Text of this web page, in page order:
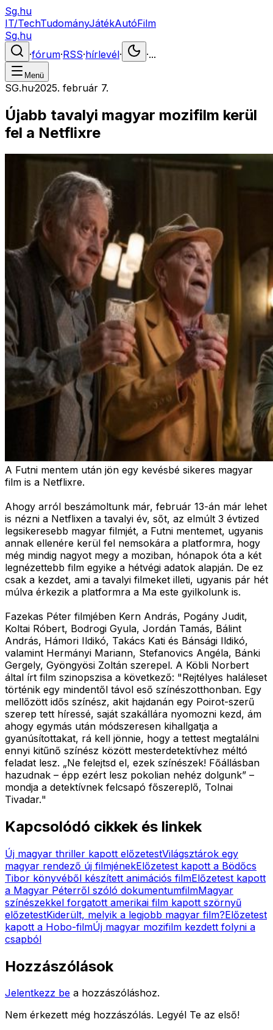
Sg.hu
IT/TechTudományJátékAutóFilm
Sg.hu
·fórum·RSS·hírlevél· ·...
Menü
SG.hu·2025. február 7.
Újabb tavalyi magyar mozifilm kerül
fel a Netflixre
A Futni mentem után jön egy kevésbé sikeres magyar
film is a Netflixre.
Ahogy arról beszámoltunk már, február 13-án már lehet
is nézni a Netflixen a tavalyi év, sőt, az elmúlt 3 évtized
legsikeresebb magyar filmjét, a Futni mentemet, ugyanis
annak ellenére kerül fel nemsokára a platformra, hogy
még mindig nagyot megy a moziban, hónapok óta a két
legnézettebb film egyike a hétvégi adatok alapján. De ez
csak a kezdet, ami a tavalyi filmeket illeti, ugyanis pár hét
múlva érkezik a platformra a Ma este gyilkolunk is.
Fazekas Péter filmjében Kern András, Pogány Judit,
Koltai Róbert, Bodrogi Gyula, Jordán Tamás, Bálint
András, Hámori Ildikó, Takács Kati és Bánsági Ildikó,
valamint Hermányi Mariann, Stefanovics Angéla, Bánki
Gergely, Gyöngyösi Zoltán szerepel. A Köbli Norbert
által írt film szinopszisa a következő: "Rejtélyes haláleset
történik egy mindentől távol eső színészotthonban. Egy
mellőzött idős színész, akit hajdanán egy Poirot-szerű
szerep tett híressé, saját szakállára nyomozni kezd, ám
ahogy egymás után módszeresen kihallgatja a
gyanúsítottakat, rá kell jönnie, hogy a tettest megtalálni
ennyi kitűnő színész között mesterdetektívhez méltó
feladat lesz. „Ne felejtsd el, ezek színészek! Főállásban
hazudnak – épp ezért lesz pokolian nehéz dolgunk” –
mondja a detektívnek felcsapó főszereplő, Tolnai
Tivadar."
Kapcsolódó cikkek és linkek
Új magyar thriller kapott előzetestVilágsztárok egy
magyar rendező új filmjénekElőzetest kapott a Bödőcs
Tibor könyvéből készített animációs filmElőzetest kapott
a Magyar Péterről szóló dokumentumfilmMagyar
színészekkel forgatott amerikai film kapott szörnyű
előzetestKiderült, melyik a legjobb magyar film?Előzetest
kapott a Hobo-filmÚj magyar mozifilm kezdett folyni a
csapból
Hozzászólások
Jelentkezz be a hozzászóláshoz.
Nem érkezett még hozzászólás. Legyél Te az első!